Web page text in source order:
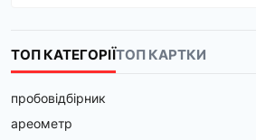
ТОП КАТЕГОРІЇТОП КАРТКИ
пробовідбірник
ареометр